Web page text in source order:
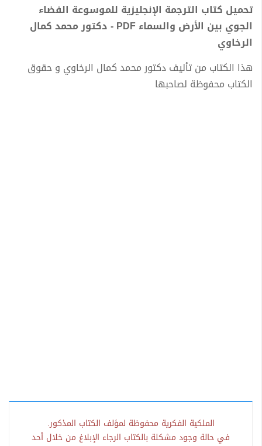
تحميل كتاب الترجمة الإنجليزية للموسوعة الفضاء
الجوي بين الأرض والسماء PDF - دكتور محمد كمال
الرخاوي
هذا الكتاب من تأليف دكتور محمد كمال الرخاوي و حقوق
الكتاب محفوظة لصاحبها
الملكية الفكرية محفوظة لمؤلف الكتاب المذكور.
في حالة وجود مشكلة بالكتاب الرجاء الإبلاغ من خلال أحد